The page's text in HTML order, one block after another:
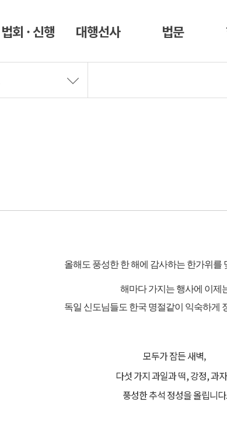
법회 · 신행 대행선사 법문
올해도 풍성한 한 해에 감사하는 한가위를
해마다 가지는 행사에 이제
독일 신도님들도 한국 명절같이 익숙하게
모두가 잠든 새벽,
다섯 가지 과일과 떡,강정,과
풍성한 추석 정성을 올립니다.